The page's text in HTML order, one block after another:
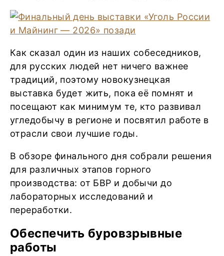
Как сказал один из наших собеседников,
для русских людей нет ничего важнее
традиций, поэтому новокузнецкая
выставка будет жить, пока её помнят и
посещают как минимум те, кто развивал
угледобычу в регионе и посвятил работе в
отрасли свои лучшие годы.
В обзоре финального дня собрали решения
для различных этапов горного
производства: от БВР и добычи до
лабораторных исследований и
переработки.
Обеспечить буровзрывные
работы